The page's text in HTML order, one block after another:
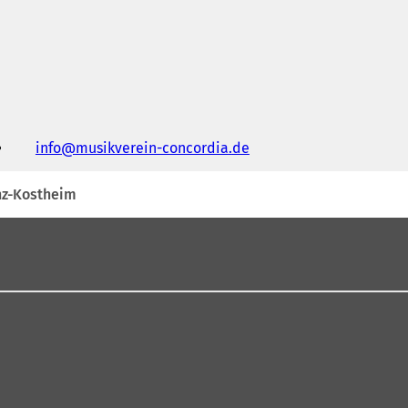
info musikverein-concordia de
Kostheim